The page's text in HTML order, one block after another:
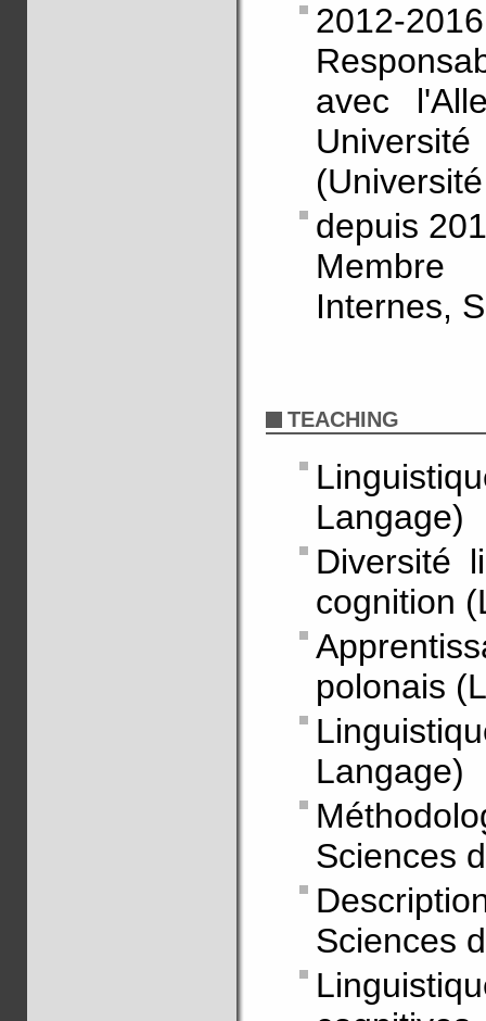
2012-2016
avec
depuis
Internes,
TEACHING
Langage)
Diversité
cognition
polonais
Langage)
Sciences
Sciences